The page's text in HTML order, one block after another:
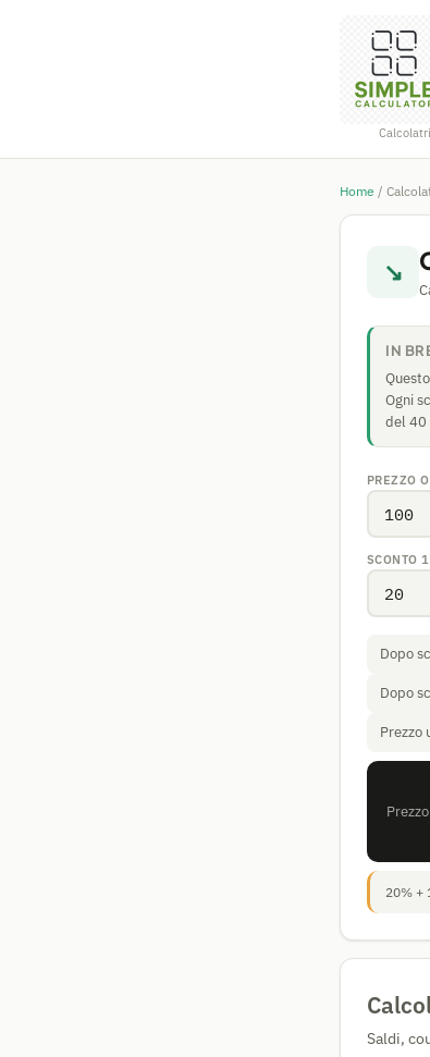
Home /
↘
IN
Ogni
del 40
PREZZO
SCONTO
Dopo
Dopo
Prezzo
20% +
Saldi,